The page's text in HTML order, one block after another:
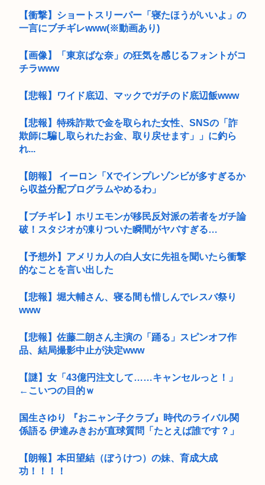
【衝撃】ショートスリーパー「寝たほうがいいよ」の
一言にブチギレwww(※動画あり)
【画像】「東京ばな奈」の狂気を感じるフォントがコ
チラwww
【悲報】ワイド底辺、マックでガチのド底辺飯www
【悲報】特殊詐欺で金を取られた女性、SNSの「詐
欺師に騙し取られたお金、取り戻せます」」に釣ら
れ...
【朗報】 イーロン「Xでインプレゾンビが多すぎるか
ら収益分配プログラムやめるわ」
【ブチギレ】ホリエモンが移民反対派の若者をガチ論
破！スタジオが凍りついた瞬間がヤバすぎる…
【予想外】アメリカ人の白人女に先祖を聞いたら衝撃
的なことを言い出した
【悲報】堀大輔さん、寝る間も惜しんでレスバ祭り
www
【悲報】佐藤二朗さん主演の「踊る」スピンオフ作
品、結局撮影中止が決定www
【謎】女「43億円注文して……キャンセルっと！」
←こいつの目的ｗ
国生さゆり 『おニャン子クラブ』時代のライバル関
係語る 伊達みきおが直球質問「たとえば誰です？」
【朗報】本田望結（ぼうけつ）の妹、育成大成
功！！！！